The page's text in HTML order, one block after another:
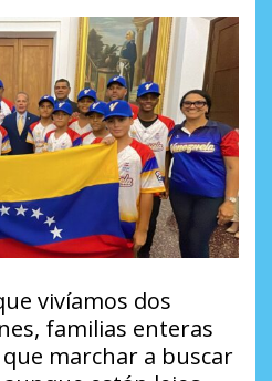
vivíamos dos
familias enteras
marchar a buscar